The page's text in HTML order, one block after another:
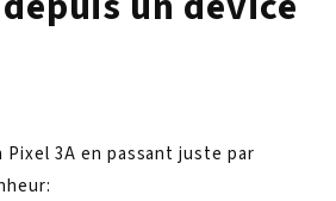
Pixel 3A en passant juste par